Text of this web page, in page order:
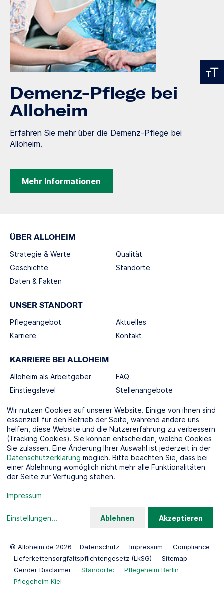
Demenz-Pflege bei
Alloheim
Erfahren Sie mehr über die Demenz-Pflege bei
Alloheim.
Mehr Informationen
ÜBER ALLOHEIM
Strategie & Werte
Geschichte
Daten & Fakten
Qualität
Standorte
UNSER STANDORT
Pflegeangebot
Karriere
Aktuelles
Kontakt
KARRIERE BEI ALLOHEIM
Alloheim als Arbeitgeber
Einstiegslevel
FAQ
Stellenangebote
SOCIAL MEDIA
KOOPERATIONSPARTNER
© Alloheim.de 2026 Datenschutz Impressum
Compliance
Lieferkettensorgfaltspflichtengesetz (LkSG)
Sitemap
Gender Disclaimer
Standorte:
Pflegeheim Berlin
Pflegeheim Kiel
Wir nutzen Cookies auf unserer Website. Einige von ihnen sind
essenziell für den Betrieb der Seite, während andere uns
helfen, diese Website und die Nutzererfahrung zu verbessern
(Tracking Cookies). Sie können entscheiden, welche Cookies
Sie zulassen. Eine Änderung Ihrer Auswahl ist jederzeit in der
Datenschutzerklärung möglich. Bitte beachten Sie, dass bei
einer Ablehnung womöglich nicht mehr alle Funktionalitäten
der Seite zur Verfügung stehen.
Impressum
Einstellungen... Ablehnen Akzeptieren